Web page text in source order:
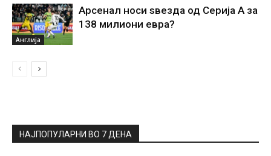
Англија
Арсенал носи ѕвезда од Серија А за
138 милиони евра?
НАЈПОПУЛАРНИ ВО 7 ДЕНА